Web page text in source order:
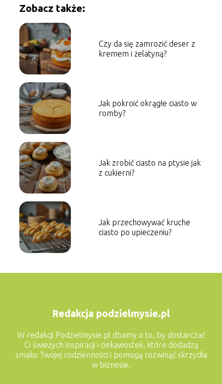
Zobacz także:
Czy da się zamrozić deser z
kremem i żelatyną?
Jak pokroić okrągłe ciasto w
romby?
Jak zrobić ciasto na ptysie jak
z cukierni?
Jak przechowywać kruche
ciasto po upieczeniu?
Redakcja podzielmysie.pl
W redakcji Podzielmysie.pl dbamy o to, by dostarczać
Ci świeżych inspiracji i ciekawostek, które dodadzą
smaku Twojej codzienności i pomogą rozwinąć skrzydła
w biznesie.